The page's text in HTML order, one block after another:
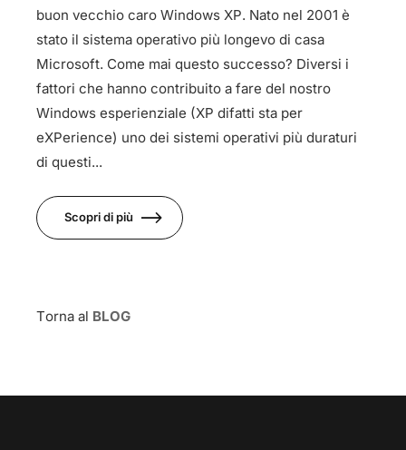
buon vecchio caro Windows XP. Nato nel 2001 è
stato il sistema operativo più longevo di casa
Microsoft. Come mai questo successo? Diversi i
fattori che hanno contribuito a fare del nostro
Windows esperienziale (XP difatti sta per
eXPerience) uno dei sistemi operativi più duraturi
di questi...
Scopri di più
Torna al BLOG